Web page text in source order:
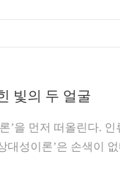
빛의 두 얼굴
’을 먼저 떠올린다. 인
대성이론’은 손색이